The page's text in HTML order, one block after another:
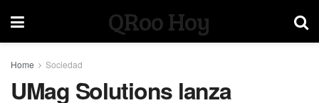
QRoo Hoy
Home Sociedad
UMag Solutions lanza